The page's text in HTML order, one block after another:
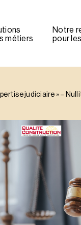
métiers
Notre
pour
judiciaire » –